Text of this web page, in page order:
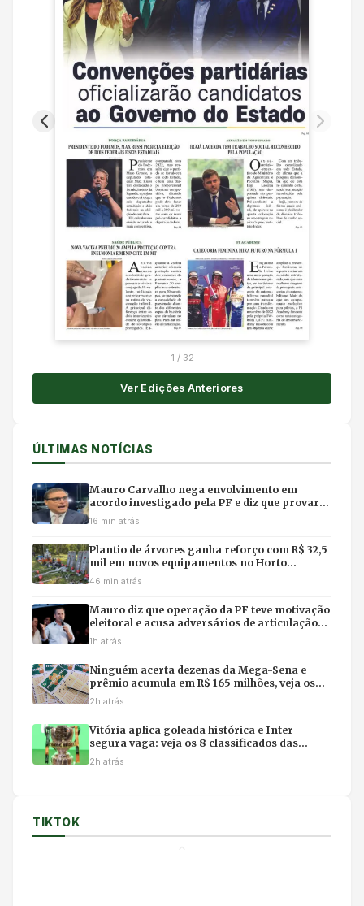
1 / 32
Ver Edições Anteriores
ÚLTIMAS NOTÍCIAS
Mauro Carvalho nega envolvimento em
acordo investigado pela PF e diz que provará
inocência
16 min atrás
Plantio de árvores ganha reforço com R$ 32,5
mil em novos equipamentos no Horto
Florestal de Cuiabá
46 min atrás
Mauro diz que operação da PF teve motivação
eleitoral e acusa adversários de articulação
política
1h atrás
Ninguém acerta dezenas da Mega-Sena e
prêmio acumula em R$ 165 milhões, veja os
números
2h atrás
Vitória aplica goleada histórica e Inter
segura vaga: veja os 8 classificados das
quartas da Copa do Brasil
2h atrás
TIKTOK